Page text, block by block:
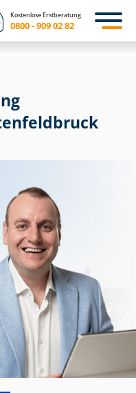
Kostenlose Erstberatung
0800 - 909 02 82